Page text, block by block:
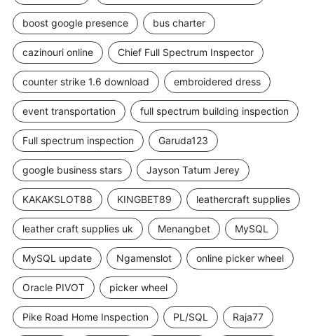
boost google presence bus charter
cazinouri online Chief Full Spectrum Inspector
counter strike 1.6 download embroidered dress
event transportation full spectrum building inspection
Full spectrum inspection Garuda123
google business stars Jayson Tatum Jerey
KAKAKSLOT88 KINGBET89 leathercraft supplies
leather craft supplies uk Menangbet MySQL
MySQL update Ngamenslot online picker wheel
Oracle PIVOT picker wheel
Pike Road Home Inspection PL/SQL Raja77